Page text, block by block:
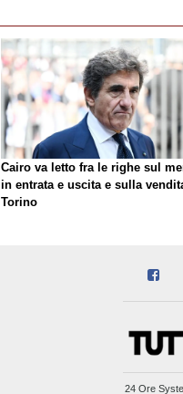
Cairo va letto fra le righe sul
in entrata e uscita e sulla
Torino
24 Ore